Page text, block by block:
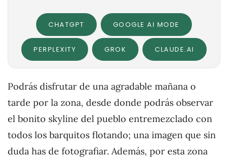
CHATGPT GOOGLE AI MODE
PERPLEXITY GROK CLAUDE.AI
Podrás disfrutar de una agradable mañana o
tarde por la zona, desde donde podrás observar
el bonito skyline del pueblo entremezclado con
todos los barquitos flotando; una imagen que sin
duda has de fotografiar. Además, por esta zona